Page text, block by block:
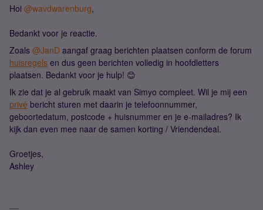
Hoi @wavdwarenburg,
Bedankt voor je reactie.
Zoals @JanD aangaf graag berichten plaatsen conform de forum
huisregels en dus geen berichten volledig in hoofdletters
plaatsen. Bedankt voor je hulp! 😊
Ik zie dat je al gebruik maakt van Simyo compleet. Wil je mij een
privé bericht sturen met daarin je telefoonnummer,
geboortedatum, postcode + huisnummer en je e-mailadres? Ik
kijk dan even mee naar de samen korting / Vriendendeal.
Groetjes,
Ashley